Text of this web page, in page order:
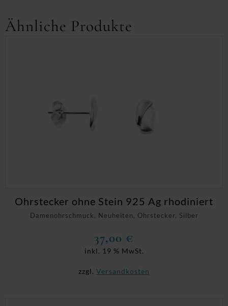
Ähnliche Produkte
Damenohrschmuck, Neuheiten, Ohrstecker, Silber
Ohrstecker ohne Stein 925 Ag rhodiniert
37,00 €
inkl. 19 % MwSt.
zzgl. Versandkosten